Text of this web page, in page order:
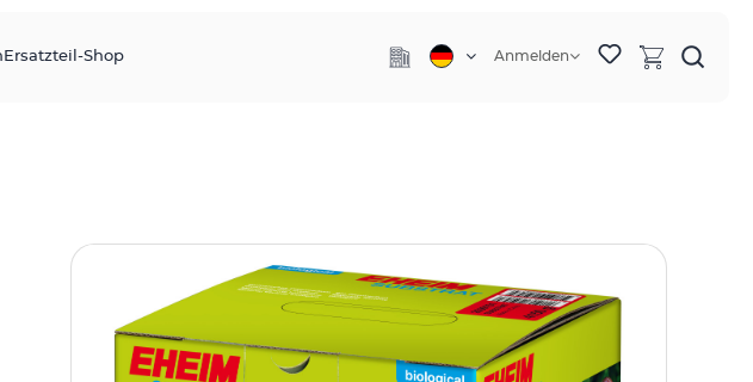
Ersatzteil-Shop Anmelden